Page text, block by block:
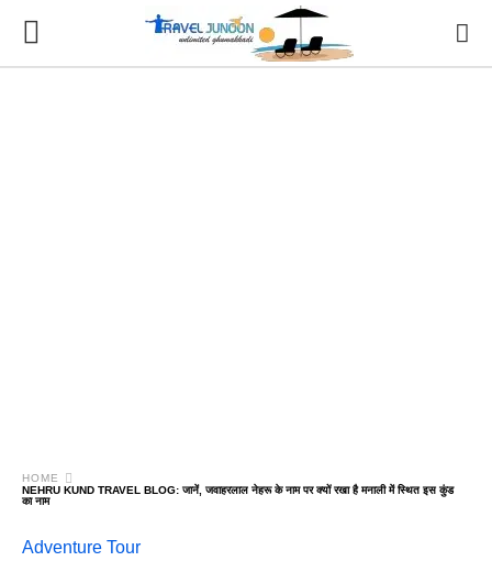
HOME
NEHRU KUND TRAVEL BLOG: जानें, जवाहरलाल नेहरू के नाम पर क्यों रखा है मनाली में स्थित इस कुंड
का नाम
Adventure Tour